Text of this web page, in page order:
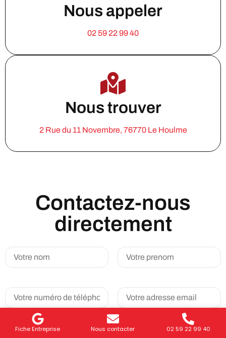
Fiche Entreprise Nous contacter 02 59 22 99 40
Nous appeler
02 59 22 99 40
Nous trouver
2 Rue du 11 Novembre, 76770 Le Houlme
Contactez-nous
directement